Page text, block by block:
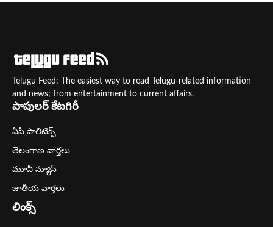
Telugu Feed: The easiest way to read Telugu-related information
and news; from entertainment to current affairs.
పాపులర్ కేటగిరీ
ఏపీ పాలిటిక్స్
తెలంగాణ వార్తలు
మూవీ న్యూస్
జాతీయ వార్తలు
లింక్స్